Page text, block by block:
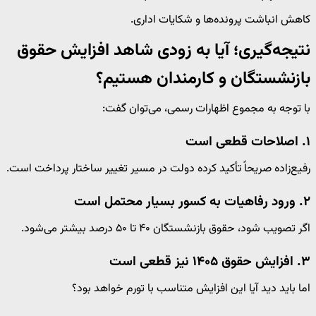
کاهش انباشت پرونده‌ها و شکایات اداری.
نتیجه‌گیری؛ آیا به زودی شاهد افزایش حقوق
بازنشستگان و کارمندان هستیم؟
با توجه به مجموع اظهارات رسمی، می‌توان گفت:
۱. اصلاحات قطعی است
رفیع‌زاده صریحاً تأکید کرده دولت در مسیر تغییر ساختار پرداخت است.
۲. ورود رفاهیات به کسور بسیار محتمل است
اگر تصویب شود، حقوق بازنشستگان ۴۰ تا ۵۰ درصد بیشتر می‌شود.
۳. افزایش حقوق ۱۴۰۵ نیز قطعی است
اما باید دید آیا این افزایش متناسب با تورم خواهد بود؟